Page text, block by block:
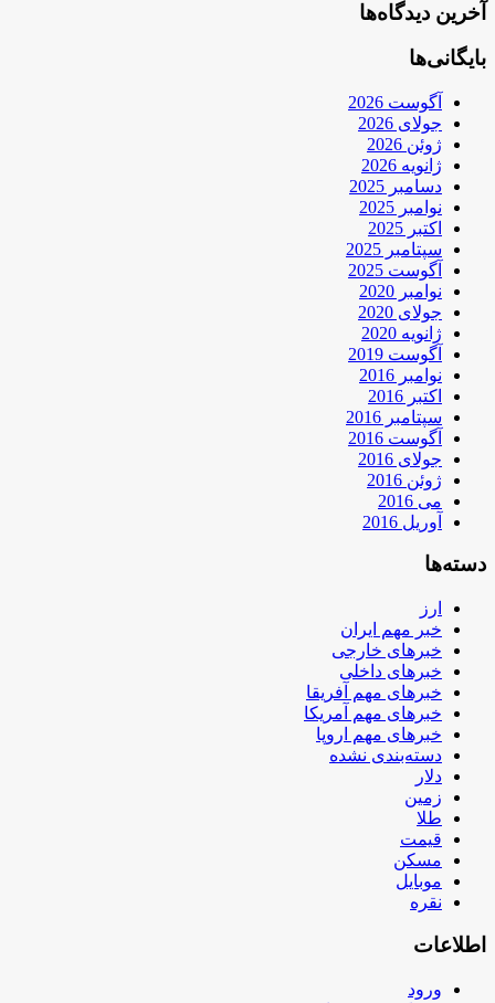
آخرین دیدگاه‌ها
بایگانی‌ها
آگوست 2026
جولای 2026
ژوئن 2026
ژانویه 2026
دسامبر 2025
نوامبر 2025
اکتبر 2025
سپتامبر 2025
آگوست 2025
نوامبر 2020
جولای 2020
ژانویه 2020
آگوست 2019
نوامبر 2016
اکتبر 2016
سپتامبر 2016
آگوست 2016
جولای 2016
ژوئن 2016
می 2016
آوریل 2016
دسته‌ها
ارز
خبر مهم ایران
خبرهای خارجی
خبرهای داخلی
خبرهای مهم آفریقا
خبرهای مهم آمریکا
خبرهای مهم اروپا
دسته‌بندی نشده
دلار
زمین
طلا
قیمت
مسکن
موبایل
نقره
اطلاعات
ورود